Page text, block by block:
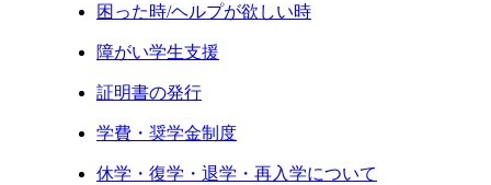
困った時/ヘルプが欲しい時
障がい学生支援
証明書の発行
学費・奨学金制度
休学・復学・退学・再入学について